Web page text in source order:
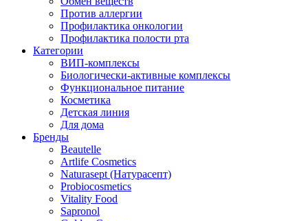
Против аллергии
Профилактика онкологии
Профилактика полости рта
Категории
ВИП-комплексы
Биологически-активные комплексы
Функциональное питание
Косметика
Детская линия
Для дома
Бренды
Beautelle
Artlife Cosmetics
Naturasept (Натурасепт)
Probiocosmetics
Vitality Food
Sapronol